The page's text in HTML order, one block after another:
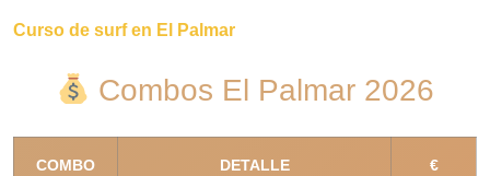
Curso de surf en El Palmar
Combos El Palmar 2026
COMBO DETALLE
€